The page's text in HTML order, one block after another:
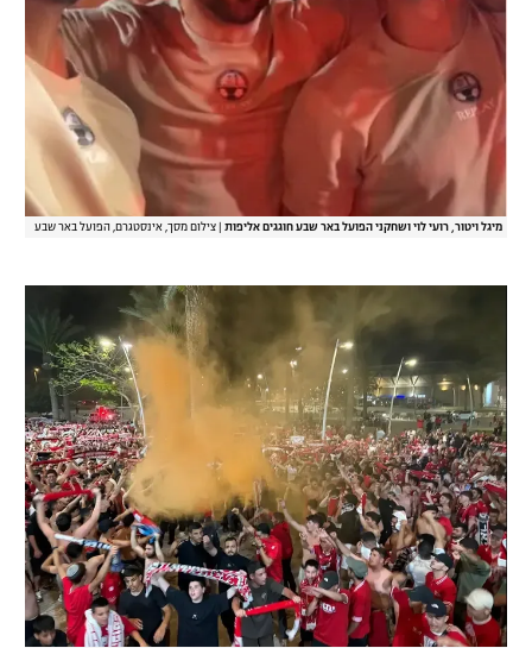
רשיון להקרנה פומבית לבית עסק
הצטרפות לחבילת הערוצים
לוח דרושים – ג'ובנט
תגיות
המגזין
מיגל ויטור, רועי לוי ושחקני הפועל באר שבע חוגגים אליפות צילום מסך, אינסטגרם, הפועל באר שבע